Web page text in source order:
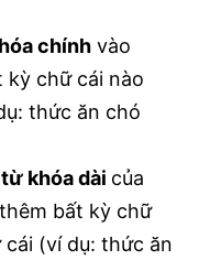
chính vào
chữ cái nào
thức ăn chó
từ khóa dài của
bất kỳ chữ
(ví dụ: thức ăn